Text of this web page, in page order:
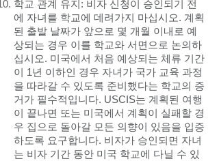
학교 관계 유지: 비자 신청이 승인되기 전
에 자녀를 학교에 데려가지 마십시오. 계획
된 출발 날짜가 앞으로 몇 개월 이내로 예
상되는 경우 이를 학교와 서면으로 논의하
십시오. 미국에서 처음 예상되는 체류 기간
이 1년 이하인 경우 자녀가 국가 교육 과정
을 따라갈 수 있도록 준비했다는 학교의 증
거가 필수적입니다. USCIS는 계획된 여행
이 끝나면 또는 미국에서 계획이 실패할 경
우 집으로 돌아갈 모든 의향이 있음을 입증
하도록 요구합니다. 비자가 승인되면 자녀
는 비자 기간 동안 미국 학교에 다닐 수 있